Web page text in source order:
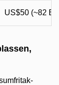
US$50 (~82